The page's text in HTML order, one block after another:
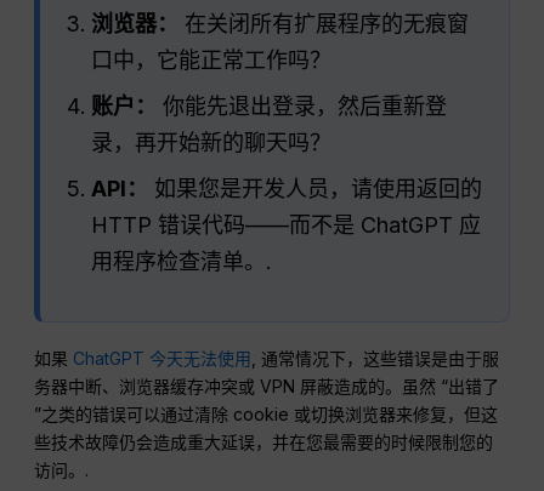
浏览器：
在关闭所有扩展程序的无痕窗
口中，它能正常工作吗？
账户：
你能先退出登录，然后重新登
录，再开始新的聊天吗？
API：
如果您是开发人员，请使用返回的
HTTP 错误代码——而不是 ChatGPT 应
用程序检查清单。.
如果 ChatGPT 今天无法使用 , 通常情况下，这些错误是由于服
务器中断、浏览器缓存冲突或 VPN 屏蔽造成的。虽然 “出错了
”之类的错误可以通过清除 cookie 或切换浏览器来修复，但这
些技术故障仍会造成重大延误，并在您最需要的时候限制您的
访问。.